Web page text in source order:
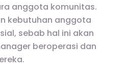
anggota komunitas.
kebutuhan anggota
sebab hal ini akan
beroperasi dan